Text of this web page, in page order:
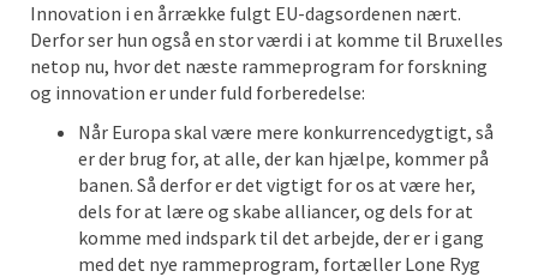
Innovation i en årrække fulgt EU-dagsordenen nært.
Derfor ser hun også en stor værdi i at komme til Bruxelles
netop nu, hvor det næste rammeprogram for forskning
og innovation er under fuld forberedelse:
Når Europa skal være mere konkurrencedygtigt, så
er der brug for, at alle, der kan hjælpe, kommer på
banen. Så derfor er det vigtigt for os at være her,
dels for at lære og skabe alliancer, og dels for at
komme med indspark til det arbejde, der er i gang
med det nye rammeprogram, fortæller Lone Ryg